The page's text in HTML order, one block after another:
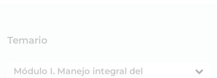
Temario
Módulo I. Manejo integral del